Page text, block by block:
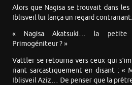
Alors que Nagisa se trouvait dans
Iblisveil lui lança un regard contrariant.
« Nagisa Akatsuki… la petite
Primogéniteur ? »
Vattler se retourna vers ceux qui
riant sarcastiquement en disant : «
Iblisveil Aziz… De penser que la